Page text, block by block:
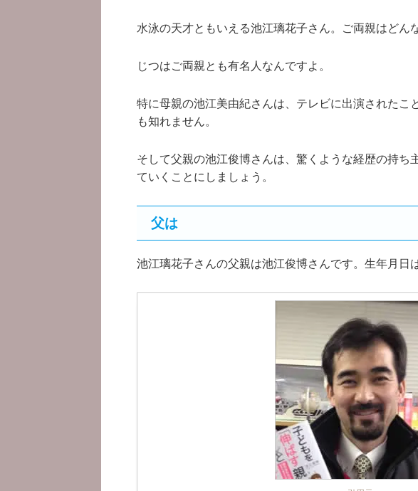
水泳の天才ともいえる池江璃花子さん。ご両親はどん
じつはご両親とも有名人なんですよ。
特に母親の池江美由紀さんは、テレビに出演されたこ
も知れません。
そして父親の池江俊博さんは、驚くような経歴の持ち
ていくことにしましょう。
父は
池江璃花子さんの父親は池江俊博さんです。生年月日